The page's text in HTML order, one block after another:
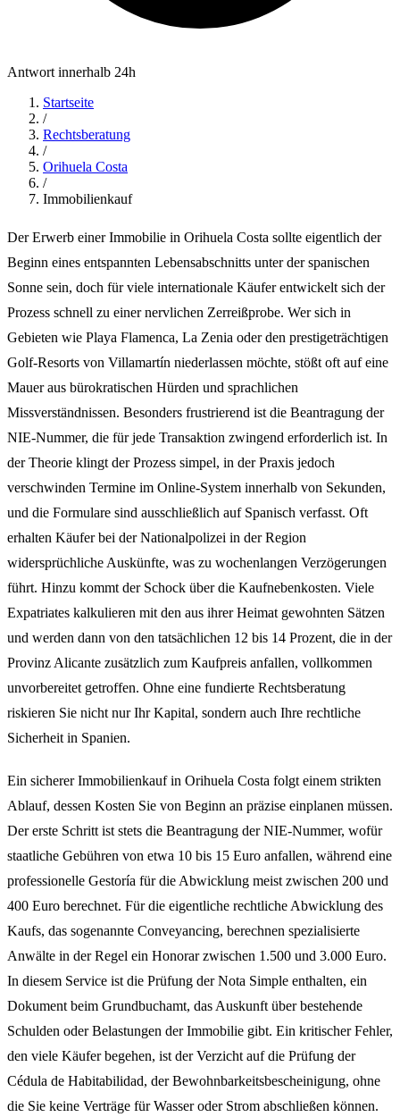
Antwort innerhalb 24h
Startseite
/
Rechtsberatung
/
Orihuela Costa
/
Immobilienkauf
Der Erwerb einer Immobilie in Orihuela Costa sollte eigentlich der
Beginn eines entspannten Lebensabschnitts unter der spanischen
Sonne sein, doch für viele internationale Käufer entwickelt sich der
Prozess schnell zu einer nervlichen Zerreißprobe. Wer sich in
Gebieten wie Playa Flamenca, La Zenia oder den prestigeträchtigen
Golf-Resorts von Villamartín niederlassen möchte, stößt oft auf eine
Mauer aus bürokratischen Hürden und sprachlichen
Missverständnissen. Besonders frustrierend ist die Beantragung der
NIE-Nummer, die für jede Transaktion zwingend erforderlich ist. In
der Theorie klingt der Prozess simpel, in der Praxis jedoch
verschwinden Termine im Online-System innerhalb von Sekunden,
und die Formulare sind ausschließlich auf Spanisch verfasst. Oft
erhalten Käufer bei der Nationalpolizei in der Region
widersprüchliche Auskünfte, was zu wochenlangen Verzögerungen
führt. Hinzu kommt der Schock über die Kaufnebenkosten. Viele
Expatriates kalkulieren mit den aus ihrer Heimat gewohnten Sätzen
und werden dann von den tatsächlichen 12 bis 14 Prozent, die in der
Provinz Alicante zusätzlich zum Kaufpreis anfallen, vollkommen
unvorbereitet getroffen. Ohne eine fundierte Rechtsberatung
riskieren Sie nicht nur Ihr Kapital, sondern auch Ihre rechtliche
Sicherheit in Spanien.
Ein sicherer Immobilienkauf in Orihuela Costa folgt einem strikten
Ablauf, dessen Kosten Sie von Beginn an präzise einplanen müssen.
Der erste Schritt ist stets die Beantragung der NIE-Nummer, wofür
staatliche Gebühren von etwa 10 bis 15 Euro anfallen, während eine
professionelle Gestoría für die Abwicklung meist zwischen 200 und
400 Euro berechnet. Für die eigentliche rechtliche Abwicklung des
Kaufs, das sogenannte Conveyancing, berechnen spezialisierte
Anwälte in der Regel ein Honorar zwischen 1.500 und 3.000 Euro.
In diesem Service ist die Prüfung der Nota Simple enthalten, ein
Dokument beim Grundbuchamt, das Auskunft über bestehende
Schulden oder Belastungen der Immobilie gibt. Ein kritischer Fehler,
den viele Käufer begehen, ist der Verzicht auf die Prüfung der
Cédula de Habitabilidad, der Bewohnbarkeitsbescheinigung, ohne
die Sie keine Verträge für Wasser oder Strom abschließen können.